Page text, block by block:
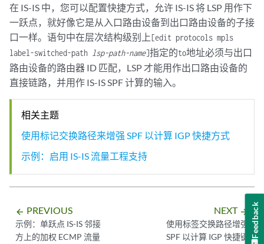
在 IS-IS 中，您可以配置快捷方式，允许 IS-IS 将 LSP 用作下
一跃点，就好像它是从入口路由设备到出口路由设备的子接
口一样。语句中在层次结构级别上[edit protocols mpls
label-switched-path lsp-path-name]指定的to地址必须与出口
路由设备的路由器 ID 匹配，LSP 才能用作出口路由设备的
直接链路，并用作 IS-IS SPF 计算的输入。
相关主题
使用标记交换路径来增强 SPF 以计算 IGP 快捷方式
示例：启用 IS-IS 流量工程支持
arrow_backward PREVIOUS
示例：单跃点 IS-IS 邻接
方上的加权 ECMP 流量
NEXT arrow_forward
使用标签交换路径增强
SPF 以计算 IGP 快捷键
Feedback